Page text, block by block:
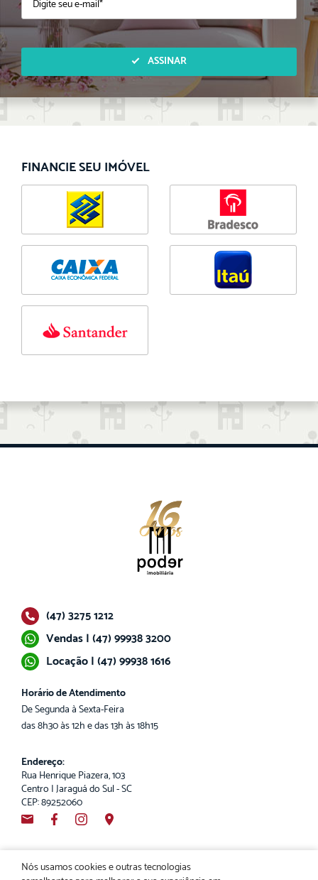
Nós usamos cookies e outras tecnologias
ASSINAR
FINANCIE SEU IMÓVEL
(47) 3275 1212
Vendas | (47) 99938 3200
Locação | (47) 99938 1616
Horário de Atendimento
De Segunda à Sexta-Feira
das 8h30 às 12h e das 13h às 18h15
Endereço:
Rua Henrique Piazera, 103
Centro | Jaraguá do Sul - SC
CEP: 89252060